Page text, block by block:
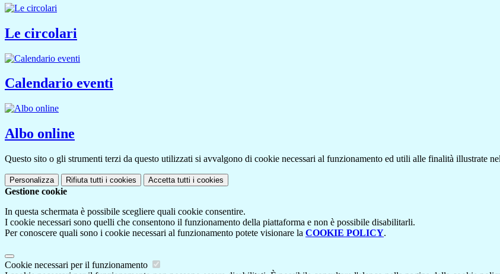
Le circolari
Calendario eventi
Albo online
Questo sito o gli strumenti terzi da questo utilizzati si avvalgono di cookie necessari al funzionamento ed utili alle finalità illustrate
Personalizza Rifiuta tutti i cookies Accetta tutti i cookies
Gestione cookie
In questa schermata è possibile scegliere quali cookie consentire.
I cookie necessari sono quelli che consentono il funzionamento della piattaforma e non è possibile disabilitarli.
Per conoscere quali sono i cookie necessari al funzionamento potete visionare la COOKIE POLICY.
Cookie necessari per il funzionamento